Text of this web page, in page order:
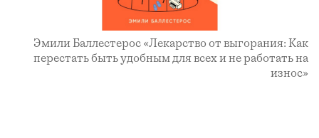
Эмили Баллестерос «Лекарство от выгорания: Как
перестать быть удобным для всех и не работать на
износ»